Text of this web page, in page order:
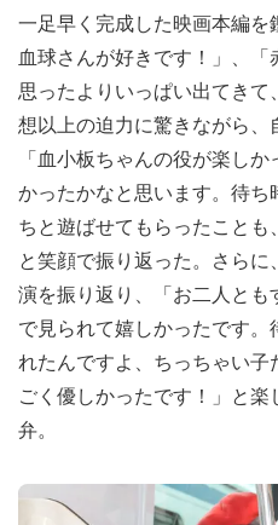
一足早く完成した映画本編
血球さんが好きです！」、
思ったよりいっぱい出てき
想以上の迫力に驚きながら
「血小板ちゃんの役が楽し
かったかなと思います。待ち
ちと遊ばせてもらったことも
と笑顔で振り返った。さら
演を振り返り、「お二人と
で見られて嬉しかったです。
れたんですよ、ちっちゃい
ごく優しかったです！」と
弁。